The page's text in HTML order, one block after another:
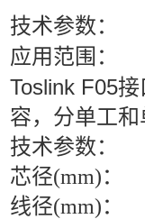
技术参数：
应用范围：
Toslink F05
容，分单工和
技术参数：
芯径(mm)：
线径(mm)：